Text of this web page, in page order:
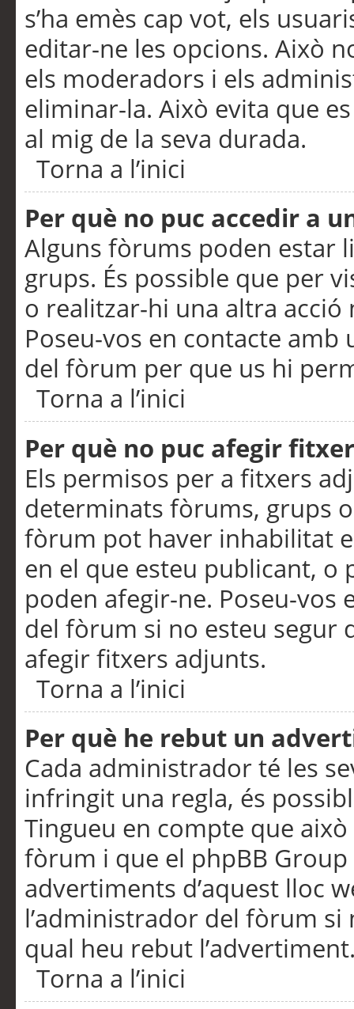
s’ha emès cap vot, els
editar-ne les opcions. Això
els moderadors i els
eliminar-la. Això evita que
al mig de la seva durada.
Torna a l’inici
Per què no puc accedir a
Alguns fòrums poden estar
grups. És possible que per
o realitzar-hi una altra acció
Poseu-vos en contacte
del fòrum per que us hi
Torna a l’inici
Per què no puc afegir
Els permisos per a fitxers
determinats fòrums, grups
fòrum pot haver inhabilitat
en el que esteu publicant,
poden afegir-ne. Poseu-vos
del fòrum si no esteu segur
afegir fitxers adjunts.
Torna a l’inici
Per què he rebut un
Cada administrador té les
infringit una regla, és
Tingueu en compte que
fòrum i que el phpBB
advertiments d’aquest lloc
l’administrador del fòrum
qual heu rebut
Torna a l’inici